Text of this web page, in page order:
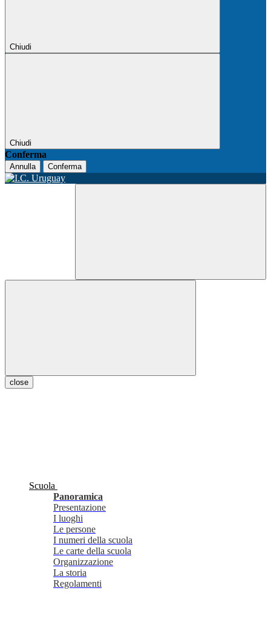
Chiudi
Chiudi
Conferma
Annulla Conferma
close
Scuola
Panoramica
Presentazione
I luoghi
Le persone
I numeri della scuola
Le carte della scuola
Organizzazione
La storia
Regolamenti